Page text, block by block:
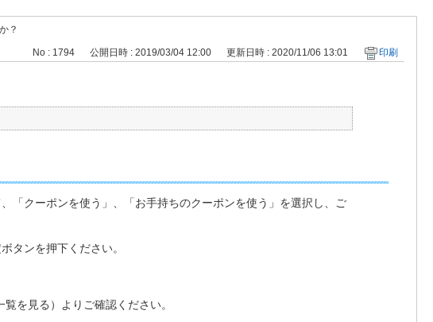
？
No : 1794 公開日時 : 2019/03/04 12:00 更新日時 : 2020/11/06 13:01 印刷
「クーポンを使う」、「お手持ちのクーポンを使う」を選択し、ご
タンを押下ください。
を見る）よりご確認ください。